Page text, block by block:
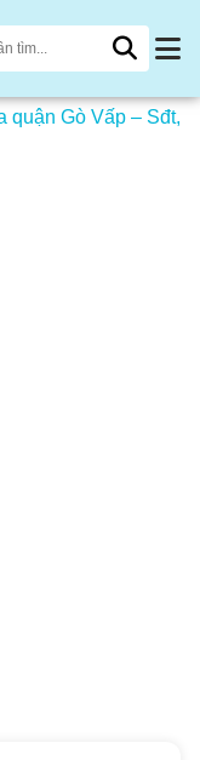
quận Gò Vấp – Sđt,